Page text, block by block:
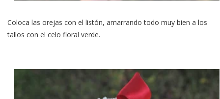
Coloca las orejas con el listón, amarrando todo muy bien a los
tallos con el celo floral verde.